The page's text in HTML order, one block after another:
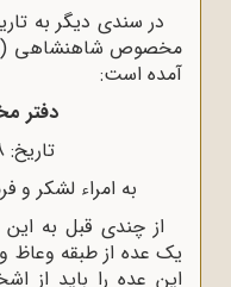
مخصوص شاهنشاهی
آمده است:
دفتر
تاریخ: 8 فروردین ماه 1307
به امراء لشکر
از چندی قبل به
یک عده از طبقه وعاظ
این عده را باید